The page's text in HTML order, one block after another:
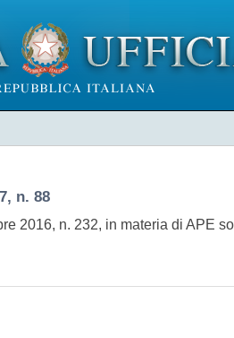
n. 88
2016, n. 232, in materia di APE